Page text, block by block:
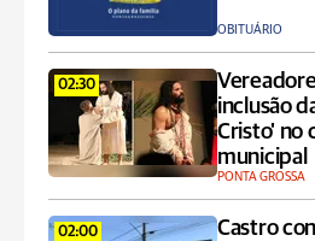
OBITUÁRIO
02:30
inclusão
Cristo' no
municipal
PONTA GROSSA
02:00
Castro